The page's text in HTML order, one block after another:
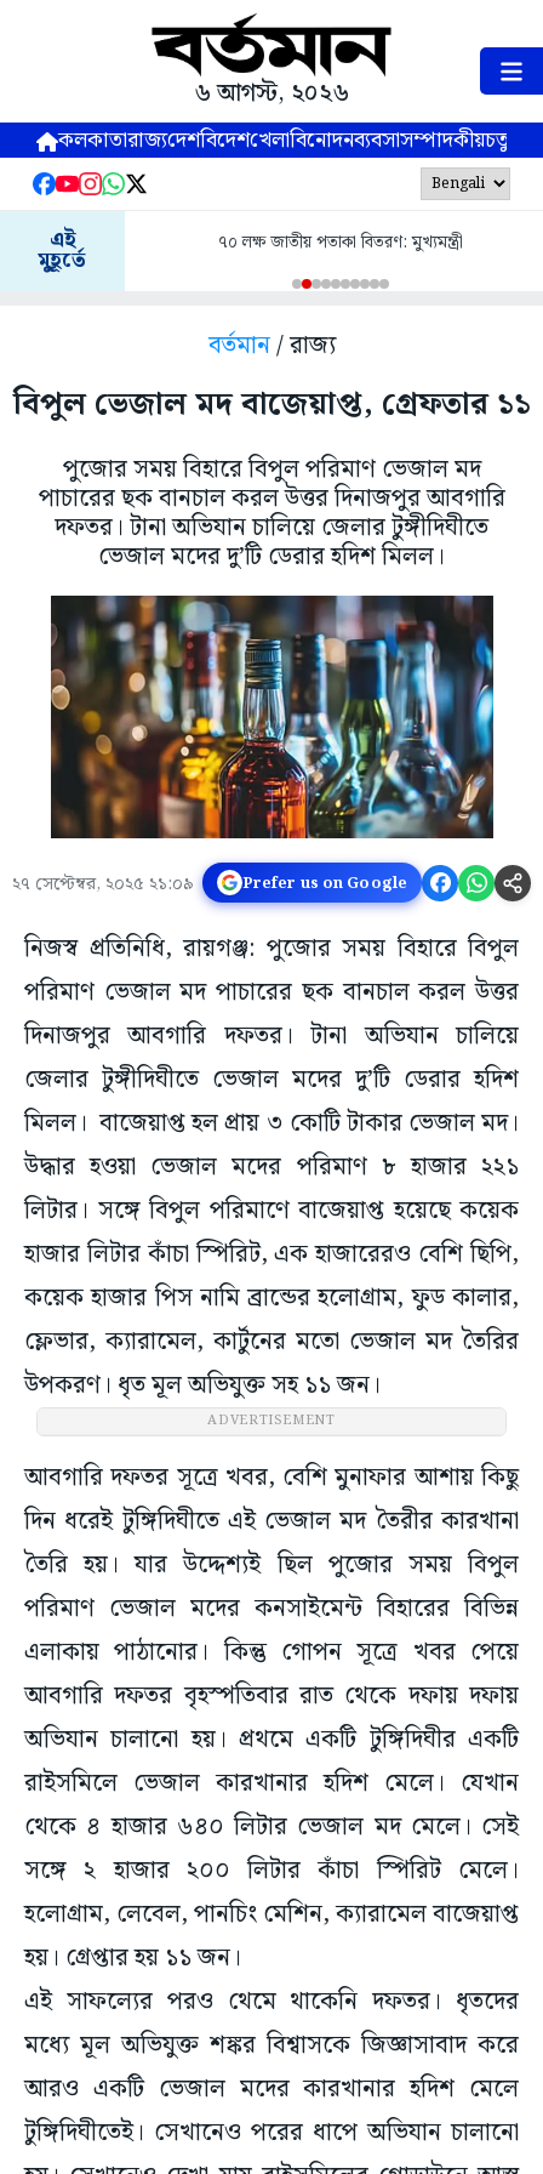
৬ আগস্ট, ২০২৬
কলকাতারাজ্যদেশবিদেশখেলাবিনোদনব্যবসাসম্পাদকীয়
এই
মুহূর্তে
৭০ লক্ষ জাতীয় পতাকা বিতরণ: মুখ্যমন্ত্রী
বর্তমান/ রাজ্য
বিপুল ভেজাল মদ বাজেয়াপ্ত, গ্রেফতার ১১
পুজোর সময় বিহারে বিপুল পরিমাণ ভেজাল মদ
পাচারের ছক বানচাল করল উত্তর দিনাজপুর আবগারি
দফতর। টানা অভিযান চালিয়ে জেলার টুঙ্গীদিঘীতে
ভেজাল মদের দু’টি ডেরার হদিশ মিলল।
২৭ সেপ্টেম্বর, ২০২৫ ২১:০৯ Prefer us on Google
নিজস্ব প্রতিনিধি, রায়গঞ্জ: পুজোর সময় বিহারে বিপুল
পরিমাণ ভেজাল মদ পাচারের ছক বানচাল করল উত্তর
দিনাজপুর আবগারি দফতর। টানা অভিযান চালিয়ে
জেলার টুঙ্গীদিঘীতে ভেজাল মদের দু’টি ডেরার হদিশ
মিলল। বাজেয়াপ্ত হল প্রায় ৩ কোটি টাকার ভেজাল মদ।
উদ্ধার হওয়া ভেজাল মদের পরিমাণ ৮ হাজার ২২১
লিটার। সঙ্গে বিপুল পরিমাণে বাজেয়াপ্ত হয়েছে কয়েক
হাজার লিটার কাঁচা স্পিরিট, এক হাজারেরও বেশি ছিপি,
কয়েক হাজার পিস নামি ব্রান্ডের হলোগ্রাম, ফুড কালার,
ফ্লেভার, ক্যারামেল, কার্টুনের মতো ভেজাল মদ তৈরির
উপকরণ। ধৃত মূল অভিযুক্ত সহ ১১ জন।
ADVERTISEMENT
আবগারি দফতর সূত্রে খবর, বেশি মুনাফার আশায় কিছু
দিন ধরেই টুঙ্গিদিঘীতে এই ভেজাল মদ তৈরীর কারখানা
তৈরি হয়। যার উদ্দেশ্যই ছিল পুজোর সময় বিপুল
পরিমাণ ভেজাল মদের কনসাইমেন্ট বিহারের বিভিন্ন
এলাকায় পাঠানোর। কিন্তু গোপন সূত্রে খবর পেয়ে
আবগারি দফতর বৃহস্পতিবার রাত থেকে দফায় দফায়
অভিযান চালানো হয়। প্রথমে একটি টুঙ্গিদিঘীর একটি
রাইসমিলে ভেজাল কারখানার হদিশ মেলে। যেখান
থেকে ৪ হাজার ৬৪০ লিটার ভেজাল মদ মেলে। সেই
সঙ্গে ২ হাজার ২০০ লিটার কাঁচা স্পিরিট মেলে।
হলোগ্রাম, লেবেল, পানচিং মেশিন, ক্যারামেল বাজেয়াপ্ত
হয়। গ্রেপ্তার হয় ১১ জন।
এই সাফল্যের পরও থেমে থাকেনি দফতর। ধৃতদের
মধ্যে মূল অভিযুক্ত শঙ্কর বিশ্বাসকে জিজ্ঞাসাবাদ করে
আরও একটি ভেজাল মদের কারখানার হদিশ মেলে
টুঙ্গিদিঘীতেই। সেখানেও পরের ধাপে অভিযান চালানো